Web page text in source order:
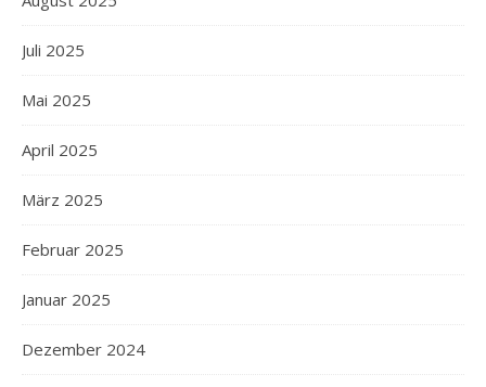
Juli 2025
Mai 2025
April 2025
März 2025
Februar 2025
Januar 2025
Dezember 2024